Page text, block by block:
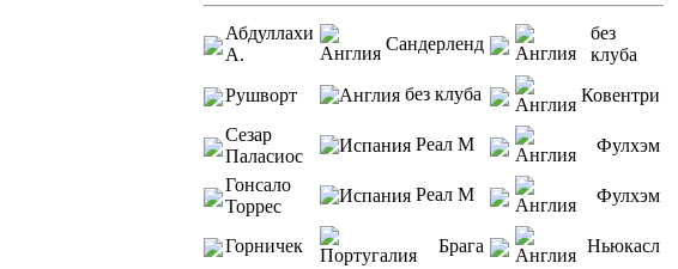
Абдуллахи
А.
Сандерленд
без
клуба
Рушворт
без клуба
Ковентри
Сезар
Паласиос
Реал М
Фулхэм
Гонсало
Торрес
Реал М Фулхэм
Горничек Брага
Ньюкасл